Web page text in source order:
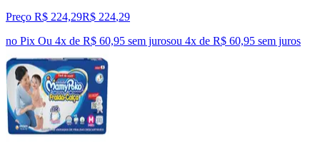
Preço R$ 224,29R$ 224,29
no Pix Ou 4x de R$ 60,95 sem jurosou 4x de R$ 60,95 sem juros